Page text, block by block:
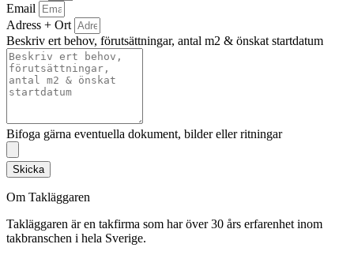
Email
Adress + Ort
Beskriv ert behov, förutsättningar, antal m2 & önskat startdatum
Bifoga gärna eventuella dokument, bilder eller ritningar
Skicka
Om Takläggaren
Takläggaren är en takfirma som har över 30 års erfarenhet inom
takbranschen i hela Sverige.